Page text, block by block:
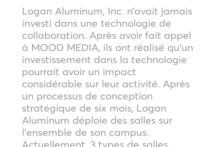
Logan Aluminum, Inc. n’avait jamais
investi dans une technologie de
collaboration. Après avoir fait appel
à MOOD MEDIA, ils ont réalisé qu’un
investissement dans la technologie
pourrait avoir un impact
considérable sur leur activité. Après
un processus de conception
stratégique de six mois, Logan
Aluminum déploie des salles sur
l’ensemble de son campus.
Actuellement, 3 types de salles